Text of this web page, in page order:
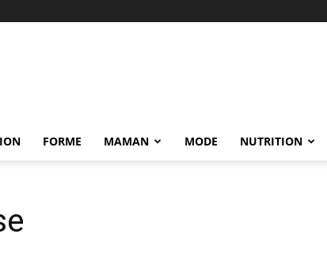
FORME MAMAN MODE NUTRITION